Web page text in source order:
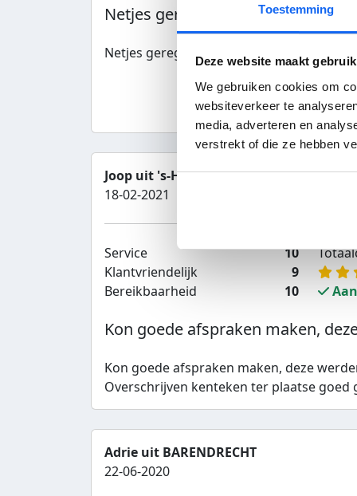
Toestemming
Deze website maakt
We gebruiken cookies om
websiteverkeer te
media, adverteren en
verstrekt of die ze hebben
Netjes geregeld
Netjes geregeld
Joop uit 's-Hertogenbosch
18-02-2021
Service
10
Klantvriendelijk
9
Bereikbaarheid
10
Kon goede afspraken maken,
Kon goede afspraken maken, deze
Overschrijven kenteken ter plaatse goed
Adrie uit BARENDRECHT
22-06-2020